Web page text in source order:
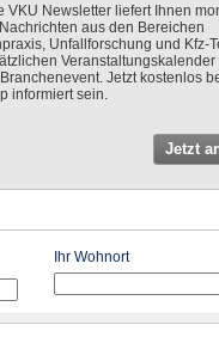
VKU Newsletter liefert Ihnen
aus den Bereichen
Unfallforschung und Kfz-
Veranstaltungskalender
Jetzt kostenlos
informiert sein.
Jetzt
Ihr Wohnort